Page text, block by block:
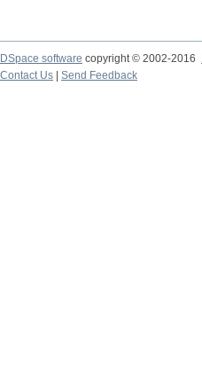
DSpace software copyright © 2002-2016
Contact Us
Send Feedback